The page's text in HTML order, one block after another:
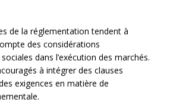
de la réglementation tendent à
des considérations
dans l’exécution des marchés.
à intégrer des clauses
exigences en matière de